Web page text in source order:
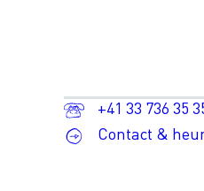
+41 33 736 35
Contact &